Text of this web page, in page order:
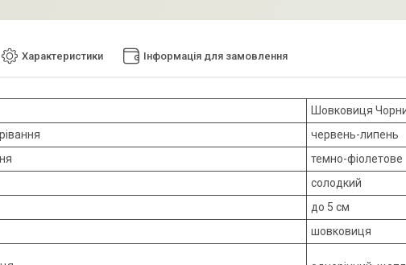
Характеристики Інформація для замовлення
Шовковиця
червень-липень
темно-фіолетове
солодкий
до 5 см
шовковиця